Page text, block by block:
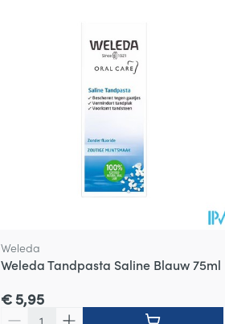
Weleda
Weleda Tandpasta Saline Blauw 75ml
€ 5,95